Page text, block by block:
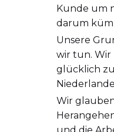
Kunde um
darum
Unsere
wir tun. Wir
glücklich
Wir
und die